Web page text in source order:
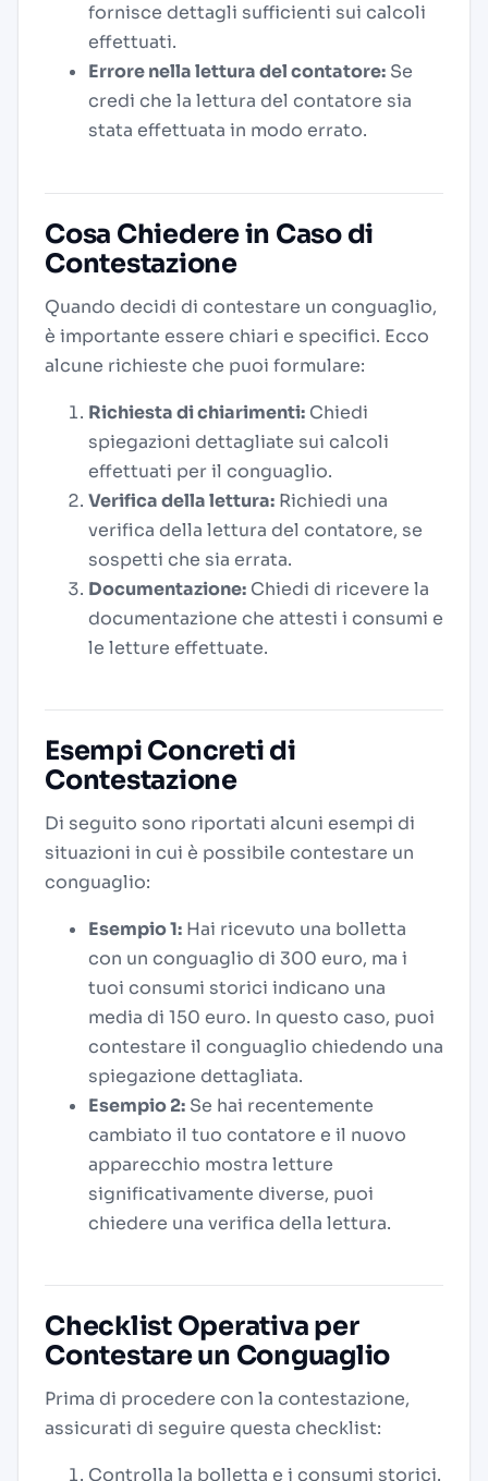
fornisce dettagli sufficienti sui calcoli
effettuati.
Errore nella lettura del contatore: Se
credi che la lettura del contatore sia
stata effettuata in modo errato.
Cosa Chiedere in Caso di
Contestazione
Quando decidi di contestare un conguaglio,
è importante essere chiari e specifici. Ecco
alcune richieste che puoi formulare:
Richiesta di chiarimenti: Chiedi
spiegazioni dettagliate sui calcoli
effettuati per il conguaglio.
Verifica della lettura: Richiedi una
verifica della lettura del contatore, se
sospetti che sia errata.
Documentazione: Chiedi di ricevere la
documentazione che attesti i consumi e
le letture effettuate.
Esempi Concreti di
Contestazione
Di seguito sono riportati alcuni esempi di
situazioni in cui è possibile contestare un
conguaglio:
Esempio 1: Hai ricevuto una bolletta
con un conguaglio di 300 euro, ma i
tuoi consumi storici indicano una
media di 150 euro. In questo caso, puoi
contestare il conguaglio chiedendo una
spiegazione dettagliata.
Esempio 2: Se hai recentemente
cambiato il tuo contatore e il nuovo
apparecchio mostra letture
significativamente diverse, puoi
chiedere una verifica della lettura.
Checklist Operativa per
Contestare un Conguaglio
Prima di procedere con la contestazione,
assicurati di seguire questa checklist:
Controlla la bolletta e i consumi storici.